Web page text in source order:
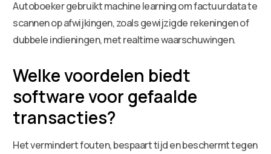
Autoboeker gebruikt machine learning om factuurdata te
scannen op afwijkingen, zoals gewijzigde rekeningen of
dubbele indieningen, met realtime waarschuwingen.
Welke voordelen biedt
software voor gefaalde
transacties?
Het vermindert fouten, bespaart tijd en beschermt tegen